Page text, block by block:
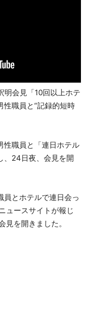
明会見「10回以上ホテ
性職員と“記録的短時
性職員と「連日ホテル
、24日夜、会見を開
員とホテルで連日会っ
ュースサイトが報じ
を開きました。